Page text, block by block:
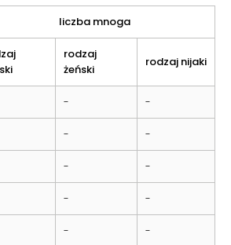
liczba mnoga
rodzaj
żeński
rodzaj nijaki
- -
- -
- -
- -
- -